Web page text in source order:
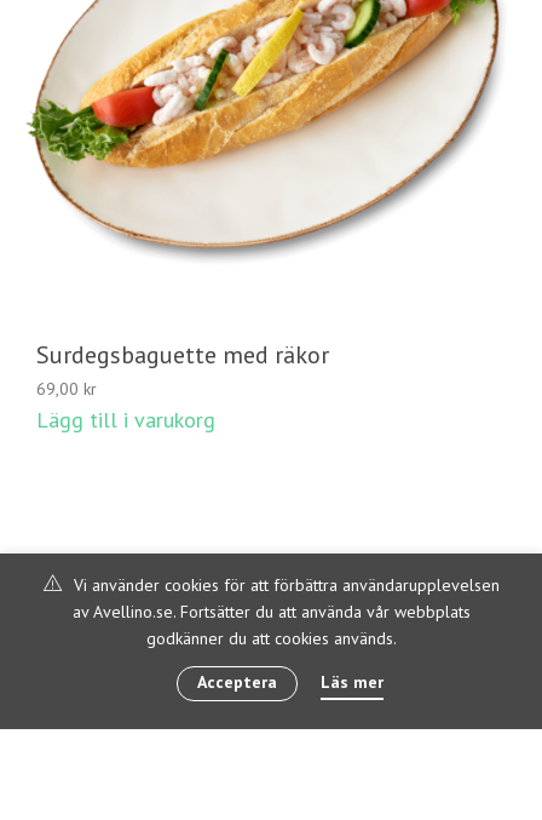
Surdegsbaguette med räkor
69,00 kr
Lägg till i varukorg
Vi använder cookies för att förbättra användarupplevelsen
av Avellino.se. Fortsätter du att använda vår webbplats
godkänner du att cookies används.
Acceptera
Läs mer